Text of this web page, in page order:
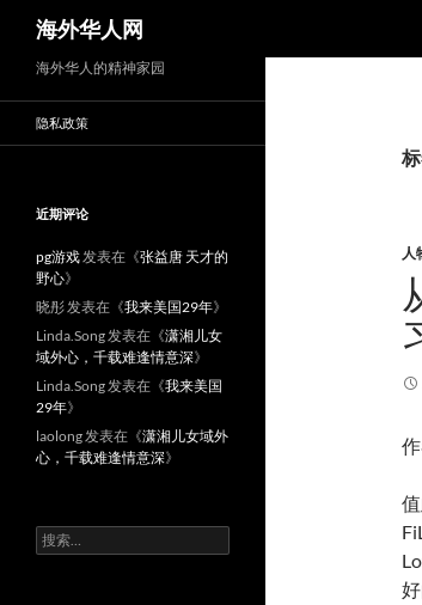
海外华人网
人
海外华人的精神家园
隐私政策
近期评论
pg游戏发表在《张益唐 天才的
野心》
晓彤发表在《我来美国29年》
Linda.Song发表在《潇湘儿女
域外心，千载难逢情意深》
Linda.Song发表在《我来美国
29年》
laolong发表在《潇湘儿女域外
心，千载难逢情意深》
搜
索：